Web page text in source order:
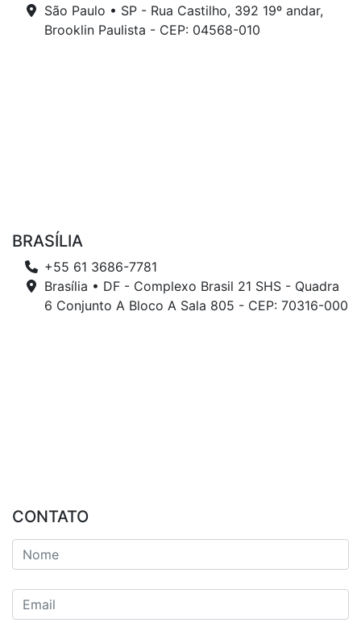
São Paulo • SP - Rua Castilho, 392 19º andar,
Brooklin Paulista - CEP: 04568-010
BRASÍLIA
+55 61 3686-7781
Brasília • DF - Complexo Brasil 21 SHS - Quadra
6 Conjunto A Bloco A Sala 805 - CEP: 70316-000
CONTATO